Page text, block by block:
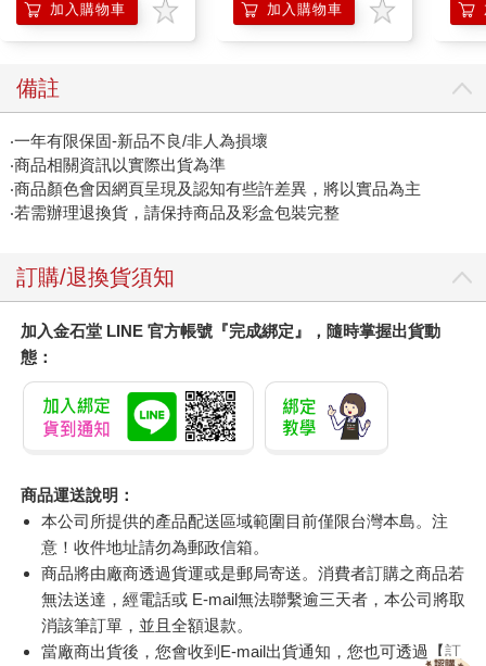
加入購物車 加入購物車
備註
‧一年有限保固-新品不良/非人為損壞
‧商品相關資訊以實際出貨為準
‧商品顏色會因網頁呈現及認知有些許差異，將以實品為主
‧若需辦理退換貨，請保持商品及彩盒包裝完整
訂購/退換貨須知
加入金石堂 LINE 官方帳號『完成綁定』，隨時掌握出貨動
態：
商品運送說明：
本公司所提供的產品配送區域範圍目前僅限台灣本島。注
意！收件地址請勿為郵政信箱。
商品將由廠商透過貨運或是郵局寄送。消費者訂購之商品若
無法送達，經電話或 E-mail無法聯繫逾三天者，本公司將取
消該筆訂單，並且全額退款。
當廠商出貨後，您會收到E-mail出貨通知，您也可透過【訂